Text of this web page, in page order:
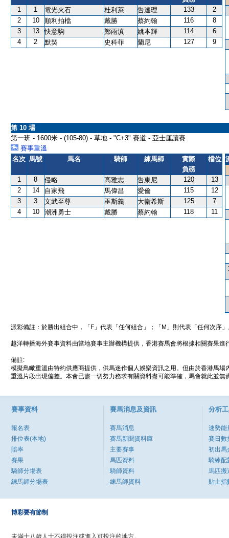
1
1 電光火石 杜利萊 告達理 133
2
2
10 順利拍檔 戴勝 蔡約翰 116
8
3
13 快意駒 鄭雨滇 姚本輝 114
6
4
2 默契 史科菲 蘭尼 127 9
第 10 場
第一班 - 1600米 - (105-80) - 草地 - "C+3" 賽道 - 亞士厘讓賽
賽事重溫
名次 馬號 馬名 騎師 練馬師
實際
負磅
檔位
1 8 侵略 高雅志 告東尼 120
13
2
14 自家飛 馬偉昌 愛倫 115
12
3
3 文武至尊 巫斯義 大衛希斯 125
7
4
10 潮洲勇士 戴勝 蔡約翰 118 11
派彩備註：於勝出組合中，「F」代表「任何組合」；「M」則代表「任何次序
越洋轉播海外賽事資料由當地賽事主辦機構提供，香港賽馬會將根據相關賽果進
備註:
模擬鳥瞰重溫由特約供應商提供，供馬迷作個人娛樂資訊之用。但由於香港馬
重溫片段出現偏差。本會已盡一切努力務求有關資料盡可能準確，馬會就此並
賽事資料
報名表
排位表(本地)
賠率
賽果
騎師分場表
練馬師分場表
賽馬消息及資訊
賽馬消息
賽馬新聞資料庫
主要賽事
馬匹資料
騎師資料
練馬師資料
分析
速勢能
賽日數
初出馬
騎練配
馬匹搬
貼士指
博彩要有節制
未滿十八歲人士不得投注或進入可投注的地方。